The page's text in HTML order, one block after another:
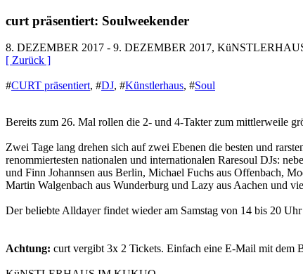
curt präsentiert: Soulweekender
8. DEZEMBER 2017 - 9. DEZEMBER 2017,
[ Zurück ]
#CURT präsentiert, #DJ, #Künstlerhaus, #Soul
Bereits zum 26. Mal rollen die 2- und 4-Takter zum mittlerweile
Zwei Tage lang drehen sich auf zwei Ebenen die besten und
renommiertesten nationalen und internationalen Raresoul DJs:
und Finn Johannsen aus Berlin, Michael Fuchs aus Offenbach,
Martin Walgenbach aus Wunderburg und Lazy aus Aachen und
Der beliebte Alldayer findet wieder am Samstag von 14 bis 20
Achtung: curt vergibt 3x 2 Tickets. Einfach eine E-Mail mit dem